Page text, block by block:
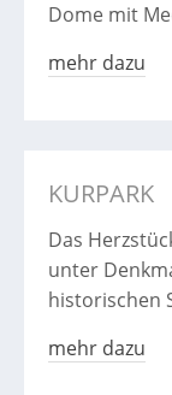
Dome mit
mehr dazu
KURPARK
Das
unter
historischen
mehr dazu